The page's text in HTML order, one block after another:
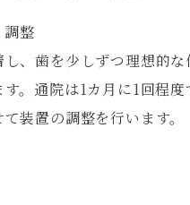
、歯を少しずつ理想的な
。通院は1カ月に1回程度
装置の調整を行います。